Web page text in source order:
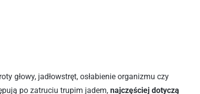
głowy, jadłowstręt, osłabienie organizmu czy
po zatruciu trupim jadem, najczęściej dotyczą